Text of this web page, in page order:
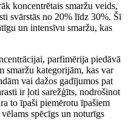
koncentrētais smaržu veids,
svārstās no 20% līdz 30%. Šī
un intensīvu smaržu, kas
parfimērija piedāvā
smaržu kategorijām, kas var
vai dažos gadījumos pat
ir ļoti sarežģīts, nodrošinot
to īpaši piemērotu īpašiem
spēcīgs un noturīgs